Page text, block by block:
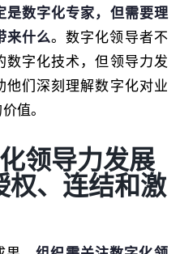
是数字化专家，但需要理
来什么。数字化领导者不
数字化技术，但领导力发
他们深刻理解数字化对业
值。
领导力发展
权、连结和激